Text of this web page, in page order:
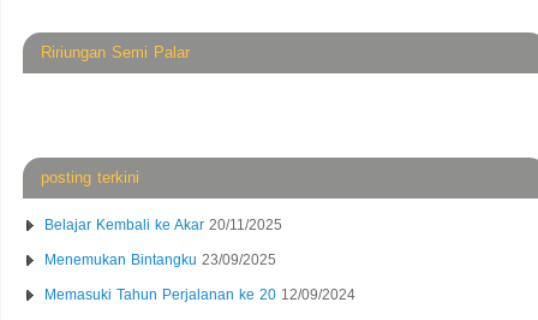
Ririungan Semi Palar
posting terkini
Belajar Kembali ke Akar 20/11/2025
Menemukan Bintangku 23/09/2025
Memasuki Tahun Perjalanan ke 20 12/09/2024